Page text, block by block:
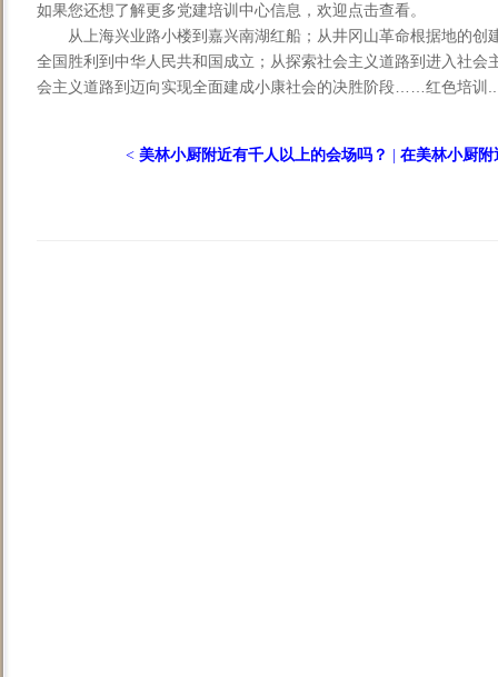
如果您还想了解更多党建培训中心信息，欢迎点击查看。
从上海兴业路小楼到嘉兴南湖红船；从井冈山革命根据地的
全国胜利到中华人民共和国成立；从探索社会主义道路到进入社会
会主义道路到迈向实现全面建成小康社会的决胜阶段……红色培训
< 美林小厨附近有千人以上的会场吗？ 在美林小厨附